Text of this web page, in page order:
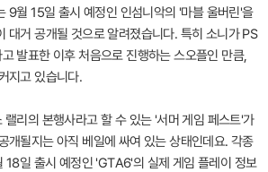
9월 15일 출시 예정인 인섬니악의 '마블 울버린'을
대거 공개될 것으로 알려졌습니다. 특히 소니가 PS
발표한 이후 처음으로 진행하는 스오플인 만큼,
지고 있습니다.
리의 본행사라고 할 수 있는 '서머 게임 페스트'가
개될지는 아직 베일에 싸여 있는 상태인데요. 각종
18일 출시 예정인 'GTA6'의 실제 게임 플레이 정보